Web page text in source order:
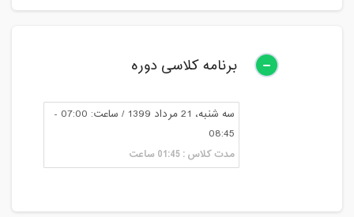
برنامه کلاسی دوره
سه شنبه، 21 مرداد 1399 / ساعت: 07:00 -
08:45
مدت کلاس : 01:45 ساعت